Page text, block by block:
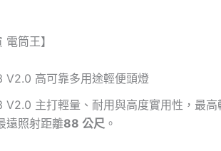
電筒王】
V2.0 高可靠多用途輕便頭燈
V2.0 主打輕量、耐用與高度實用性，最高
遠照射距離88 公尺 。